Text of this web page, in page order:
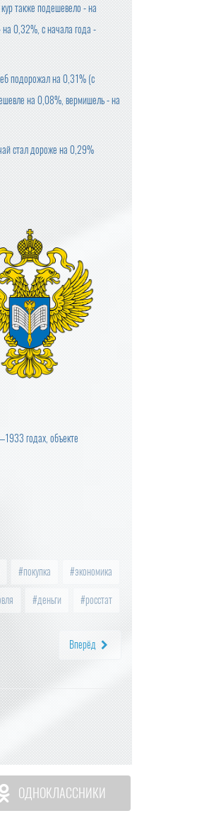
также подешевело - на
0,32%, с начала года -
подорожал на 0,31% (с
на 0,08%, вермишель - на
стал дороже на 0,29%
годах, объекте
покупка экономика
деньги росстат
Вперёд
ОДНОКЛАССНИКИ